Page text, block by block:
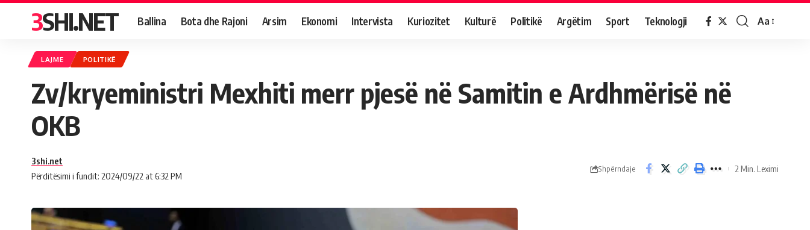
3SHI.NET Ballina Bota dhe Rajoni Arsim Ekonomi Intervista Kuriozitet Kulturë Politikë Argëtim Sport Teknologji Aa
LAJME POLITIKË
Zv/kryeministri Mexhiti merr pjesë në Samitin e Ardhmërisë në
OKB
Përditësimi i fundit: 2024/09/22 at 6:32 PM
3shi.net
Shpërndaje 2 Min. Leximi